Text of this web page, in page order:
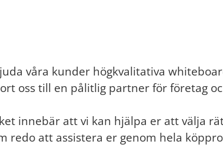
våra kunder högkvalitativa
oss till en pålitlig partner för företag
innebär att vi kan hjälpa er att välja
att assistera er genom hela